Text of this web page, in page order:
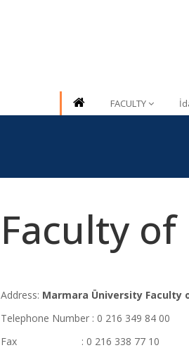
FACULTY
Faculty
Address: Marmara Üniversity Faculty
Telephone Number : 0 216 349
Fax : 0 216 338 77 10